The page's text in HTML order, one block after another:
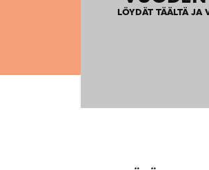
LÖYDÄT TÄÄLTÄ JA